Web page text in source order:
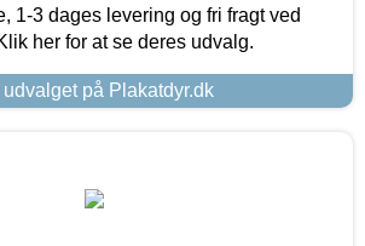
1-3 dages levering og fri fragt ved
her for at se deres udvalg.
udvalget på Plakatdyr.dk